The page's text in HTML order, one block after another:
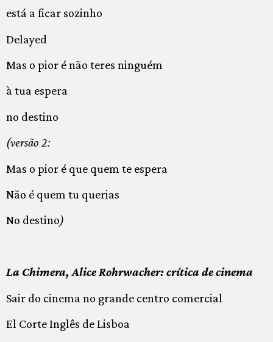
está a ficar sozinho
Delayed
Mas o pior é não teres ninguém
à tua espera
no destino
(versão 2:
Mas o pior é que quem te espera
Não é quem tu querias
No destino)
La Chimera, Alice Rohrwacher: crítica de cinema
Sair do cinema no grande centro comercial
El Corte Inglês de Lisboa